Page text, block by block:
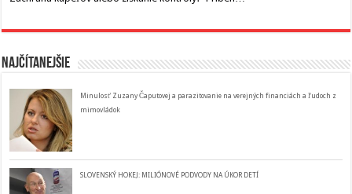
Najčítanejšie
Minulosť Zuzany Čaputovej a parazitovanie na verejných financiách a ľudoch z
mimovládok
SLOVENSKÝ HOKEJ: MILIÓNOVÉ PODVODY NA ÚKOR DETÍ